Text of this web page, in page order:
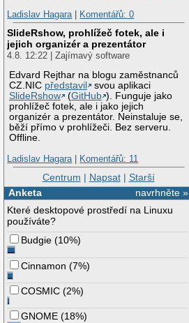
Ladislav Hagara| Komentářů: 0
SlideRshow, prohlížeč fotek, ale i
jejich organizér a prezentátor
4.8. 12:22 | Zajímavý software
Edvard Rejthar na blogu zaměstnanců
CZ.NIC představil
svou aplikaci
SlideRshow
(GitHub ). Funguje jako
prohlížeč fotek, ale i jako jejich
organizér a prezentátor. Neinstaluje se,
běží přímo v prohlížeči. Bez serveru.
Offline.
Ladislav Hagara| Komentářů: 11
Centrum | Napsat| Starší
navrhněte »
Anketa
Které desktopové prostředí na Linuxu
používáte?
Budgie (10%)
Cinnamon (7%)
COSMIC (2%)
GNOME (18%)